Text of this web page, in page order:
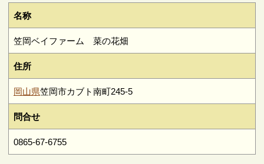
名称
笠岡ベイファーム 菜の花畑
住所
岡山県笠岡市カブト南町245-5
問合せ
0865-67-6755